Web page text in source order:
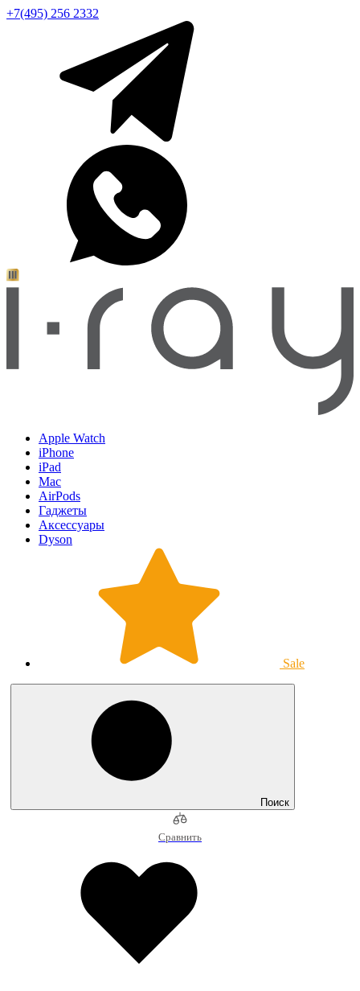
+7(495) 256 2332
Apple Watch
iPhone
iPad
Mac
AirPods
Гаджеты
Аксессуары
Dyson
Sale
Поиск
Сравнить